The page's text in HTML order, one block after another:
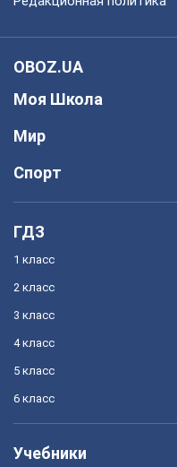
OBOZ.UA
Моя Школа
Мир
Спорт
ГДЗ
1 класс
2 класс
3 класс
4 класс
5 класс
6 класс
Учебники